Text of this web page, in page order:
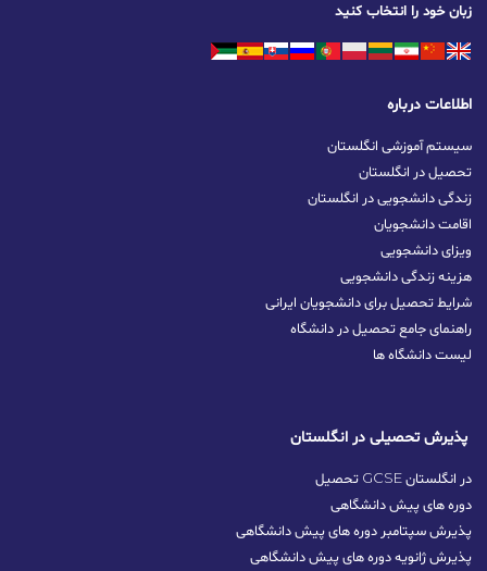
زبان خود را انتخاب کنید
اطلاعات درباره
سیستم آموزشی انگلستان
تحصیل در انگلستان
زندگی دانشجویی در انگلستان
اقامت دانشجویان
ویزای دانشجویی
هزینه زندگی دانشجویی
شرایط تحصیل برای دانشجویان ایرانی
راهنمای جامع تحصیل در دانشگاه
لیست دانشگاه ها
پذیرش تحصیلی در انگلستان
تحصیل GCSE در انگلستان
دوره های پیش دانشگاهی
پذیرش سپتامبر دوره های پیش دانشگاهی
پذیرش ژانویه دوره های پیش دانشگاهی